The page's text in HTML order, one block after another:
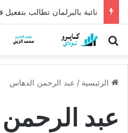
بحث عن
الرئيسية / عبد الرحمن الدهاس
عبد